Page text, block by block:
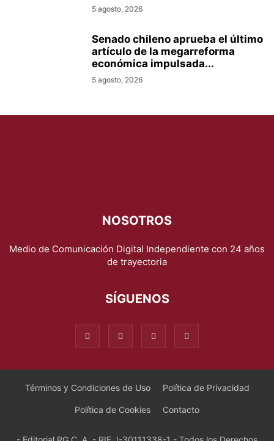
5 agosto, 2026
Senado chileno aprueba el último
artículo de la megarreforma
económica impulsada...
5 agosto, 2026
NOSOTROS
Medio de Comunicación Digital Independiente con 24 años
de trayectoria
SÍGUENOS
Términos y Condiciones de Uso Política de Privacidad
Política de Cookies Contacto